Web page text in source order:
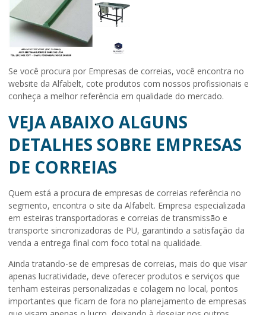
Se você procura por Empresas de correias, você encontra no
website da Alfabelt, cote produtos com nossos profissionais e
conheça a melhor referência em qualidade do mercado.
VEJA ABAIXO ALGUNS
DETALHES SOBRE EMPRESAS
DE CORREIAS
Quem está a procura de empresas de correias referência no
segmento, encontra o site da Alfabelt. Empresa especializada
em esteiras transportadoras e correias de transmissão e
transporte sincronizadoras de PU, garantindo a satisfação da
venda a entrega final com foco total na qualidade.
Ainda tratando-se de empresas de correias, mais do que visar
apenas lucratividade, deve oferecer produtos e serviços que
tenham esteiras personalizadas e colagem no local, pontos
importantes que ficam de fora no planejamento de empresas